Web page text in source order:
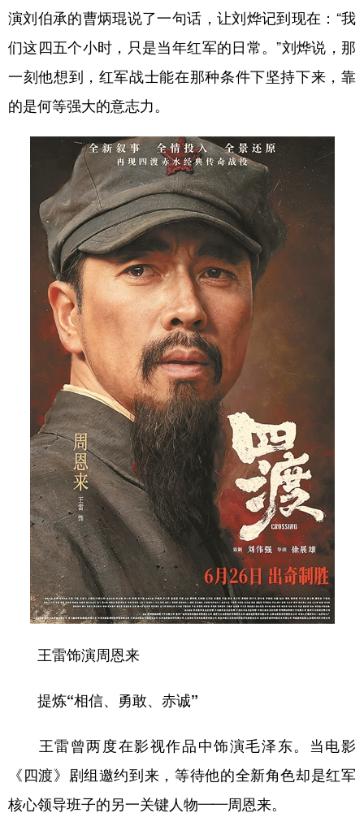
演刘伯承的曹炳琨说了一句话，让刘烨记到现在：“我
们这四五个小时，只是当年红军的日常。”刘烨说，那
一刻他想到，红军战士能在那种条件下坚持下来，靠
的是何等强大的意志力。
王雷饰演周恩来
提炼“相信、勇敢、赤诚”
王雷曾两度在影视作品中饰演毛泽东。当电影
《四渡》剧组邀约到来，等待他的全新角色却是红军
核心领导班子的另一关键人物——周恩来。